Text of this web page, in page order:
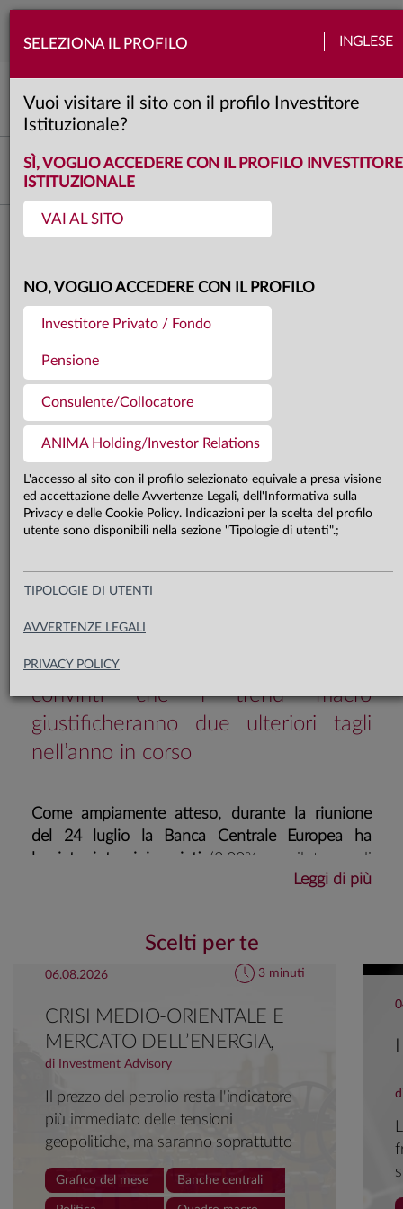
SELEZIONA IL PROFILO INGLESE
Vuoi visitare il sito con il profilo Investitore
Istituzionale?
SÌ, VOGLIO ACCEDERE CON IL PROFILO INVESTITORE
ISTITUZIONALE
VAI AL SITO
NO, VOGLIO ACCEDERE CON IL PROFILO
Investitore Privato / Fondo
Pensione
Consulente/Collocatore
ANIMA Holding/Investor Relations
L'accesso al sito con il profilo selezionato equivale a presa visione
ed accettazione delle Avvertenze Legali, dell'Informativa sulla
Privacy e delle Cookie Policy. Indicazioni per la scelta del profilo
utente sono disponibili nella sezione "Tipologie di utenti".;
TIPOLOGIE DI UTENTI
AVVERTENZE LEGALI
PRIVACY POLICY
3 minuti
Investment Advisory
25.07.2025 Torna agli articoli
BCE, TASSI FERMI PER LA
MESI
Con l’inflazione al target del 2% sia
nell’ultimo report sui prezzi che nelle
previsioni a medio termine, la BCE
“essenzialmente concluso” il ciclo di
buona posizione” per valutare come
evolve lo scenario. Restiamo
convinti che i trend macro
giustificheranno due ulteriori tagli
nell’anno in corso
Come ampiamente atteso, durante la riunione
del 24 luglio la Banca Centrale Europea ha
lasciato i tassi invariati (2,00% per il tasso di
deposito, 2,15% e 2,40% per i tassi sulle
consecutivi. L’allentamento monetario
complessivo consegnato durante il ciclo
pari a 200 punti base, mentre il tasso di deposito
si conferma stabile al centro della fascia di
neutralità identificata a inizio anno nell’intervallo
Formalmente, l’orientamento per il futuro è
rimasto inalterato: le decisioni continueranno ad
essere assunte riunione per riunione in funzione
del flusso di dati, senza vincolarsi a un percorso
Leggi di più
Scelti per te
06.08.2026 3 minuti
CRISI MEDIO-ORIENTALE E
MERCATO DELL’ENERGIA,
UNA RELAZIONE
COMPLESSA
di Investment Advisory
Il prezzo del petrolio resta l'indicatore
più immediato delle tensioni
geopolitiche, ma saranno soprattutto
l’andamento dei margini di raffinazione
e le quotazioni del gas naturale a
Grafico del mese Banche centrali